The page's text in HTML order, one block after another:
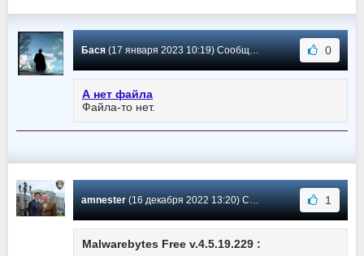
Бася(17 января 2023 10:19) Сообщение #1827 0
А нет файла
Файла-то нет.
amnester(16 декабря 2022 13:20) Сообщение #1826 1
Malwarebytes Free v.4.5.19.229 :